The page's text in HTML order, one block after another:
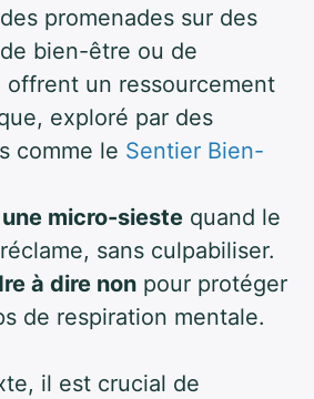
promenades sur des
bien-être ou de
offrent un ressourcement
exploré par des
comme le Sentier Bien-
micro-sieste quand le
sans culpabiliser.
à dire non pour protéger
de respiration mentale.
il est crucial de